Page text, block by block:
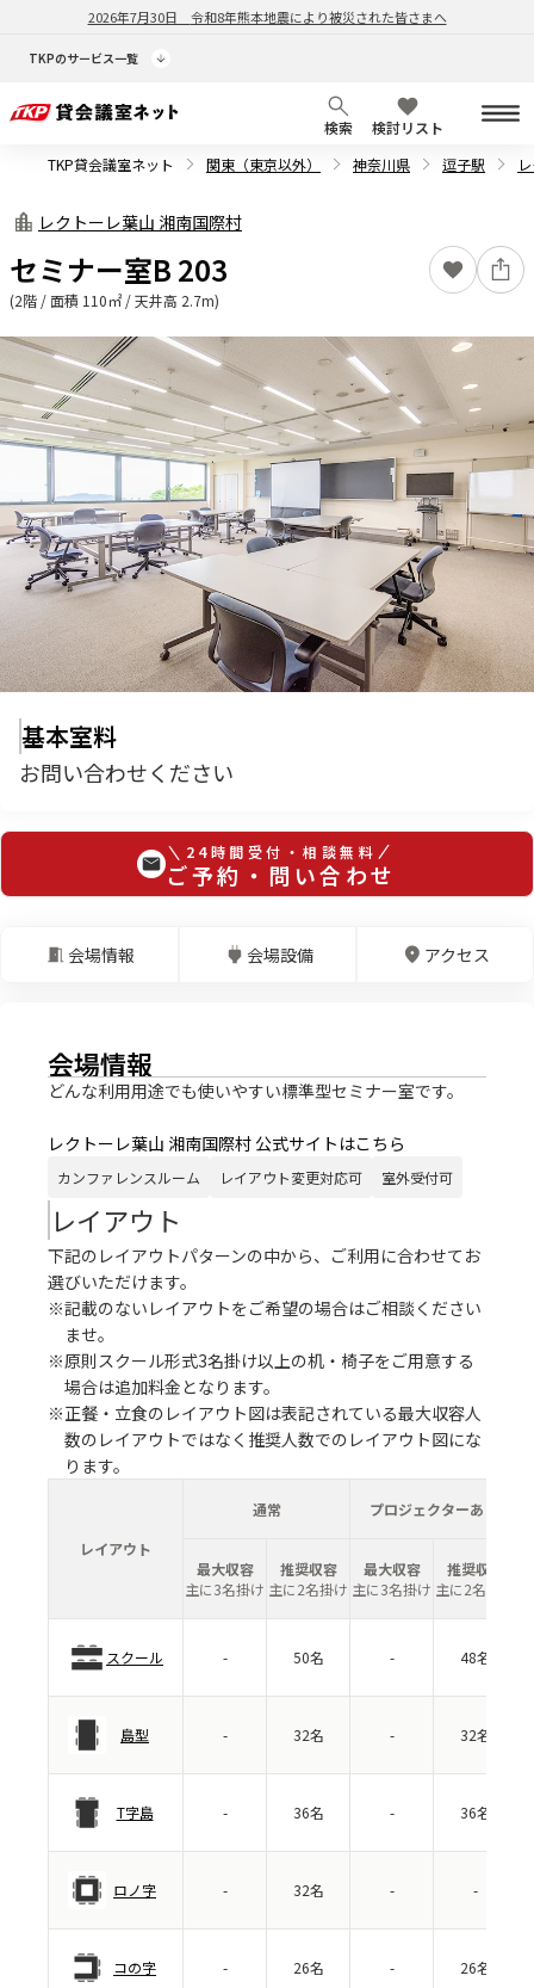
2026年7月30日 令和8年熊本地震により被災された皆さまへ
TKPのサービス一覧
検索
検討リスト
TKP貸会議室ネット
関東（東京以外） 神奈川県 逗子駅
レクトーレ葉山 湘南国際村
セミナー室B 203
(2階 / 面積 110㎡ / 天井高 2.7m)
基本室料
お問い合わせください
24時間受付・相談無料
ご予約・問い合わせ
会場情報 会場設備 アクセス
会場情報
どんな利用用途でも使いやすい標準型セミナー室です。
レクトーレ葉山 湘南国際村 公式サイトはこちら
カンファレンスルーム レイアウト変更対応可 室外受付可
レイアウト
下記のレイアウトパターンの中から、ご利用に合わせてお
選びいただけます。
※記載のないレイアウトをご希望の場合はご相談ください
ませ。
※原則スクール形式3名掛け以上の机・椅子をご用意する
場合は追加料金となります。
※正餐・立食のレイアウト図は表記されている最大収容人
数のレイアウトではなく推奨人数でのレイアウト図にな
ります。
レイアウト
通常 プロジェクターあり
最大収容
主に3名掛け
推奨収容
主に2名掛け
最大収容
主に3名掛け
推奨収容
主に2名掛け
スクール - 50名 - 48名
島型 - 32名 - 32名
T字島 - 36名 - 36名
ロノ字 - 32名 - -
コの字 - 26名 - 26名